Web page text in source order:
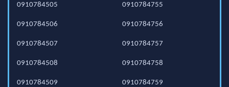
0910784505
0910784506
0910784507
0910784508
0910784509
0910784755
0910784756
0910784757
0910784758
0910784759